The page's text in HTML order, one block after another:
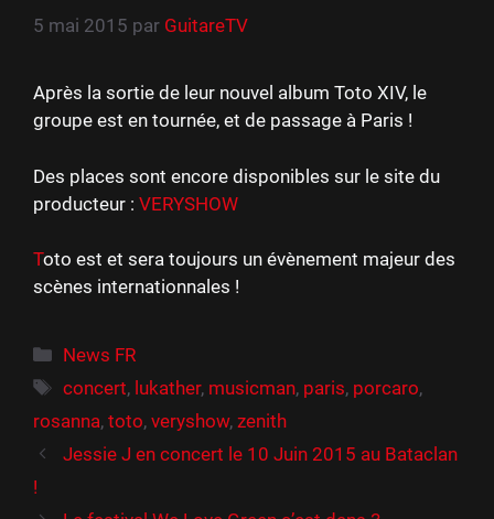
5 mai 2015 par GuitareTV
Après la sortie de leur nouvel album Toto XIV, le
groupe est en tournée, et de passage à Paris !
Des places sont encore disponibles sur le site du
producteur : VERYSHOW
Toto est et sera toujours un évènement majeur des
scènes internationnales !
Catégories
News FR
Étiquettes
concert, lukather, musicman, paris, porcaro,
rosanna, toto, veryshow, zenith
Jessie J en concert le 10 Juin 2015 au Bataclan
!